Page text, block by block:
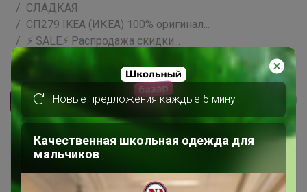
СЛАДКАЯ
СП279 IKEA (ИКЕА) 100% оригинал...
⚡️ SALE⚡️ Распродажа скидки...
BERGTUNGA Набор разделочных...
СЛАДКАЯ
Новые предложения каждые 5 минут
Качественная школьная одежда для
мальчиков